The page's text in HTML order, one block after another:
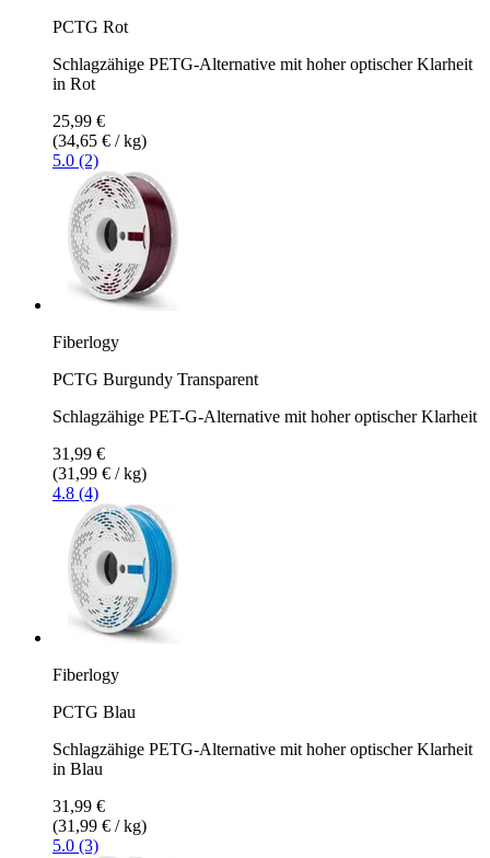
PCTG Rot
Schlagzähige PETG-Alternative mit hoher optischer Klarheit
in Rot
25,99 €
(34,65 € / kg)
5.0 (2)
Fiberlogy
PCTG Burgundy Transparent
Schlagzähige PET-G-Alternative mit hoher optischer Klarheit
31,99 €
(31,99 € / kg)
4.8 (4)
Fiberlogy
PCTG Blau
Schlagzähige PETG-Alternative mit hoher optischer Klarheit
in Blau
31,99 €
(31,99 € / kg)
5.0 (3)